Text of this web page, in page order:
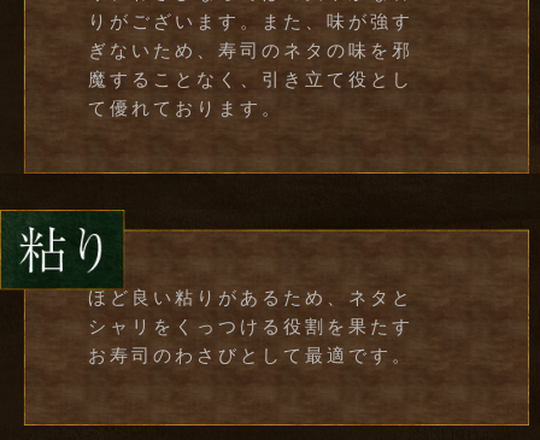
りがございます。また、味が強す
ぎないため、寿司のネタの味を邪
魔することなく、引き立て役とし
て優れております。
ほど良い粘りがあるため、ネタと
シャリをくっつける役割を果たす
お寿司のわさびとして最適です。